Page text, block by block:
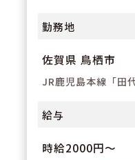
宅手当等は
給となりま
勤務地
佐賀県 鳥栖市
JR鹿児島本線「田
給与
時給2000円～